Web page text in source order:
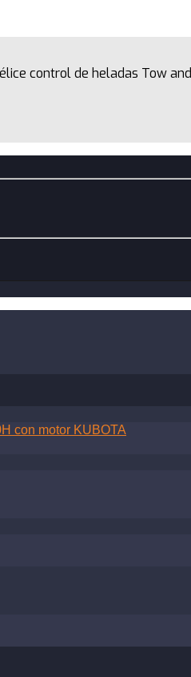
control de heladas Tow
con motor KUBOTA